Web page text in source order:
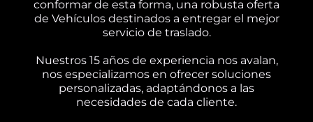
conformar de esta forma, una robusta oferta
de Vehículos destinados a entregar el mejor
servicio de traslado.
Nuestros 15 años de experiencia nos avalan,
nos especializamos en ofrecer soluciones
personalizadas, adaptándonos a las
necesidades de cada cliente.